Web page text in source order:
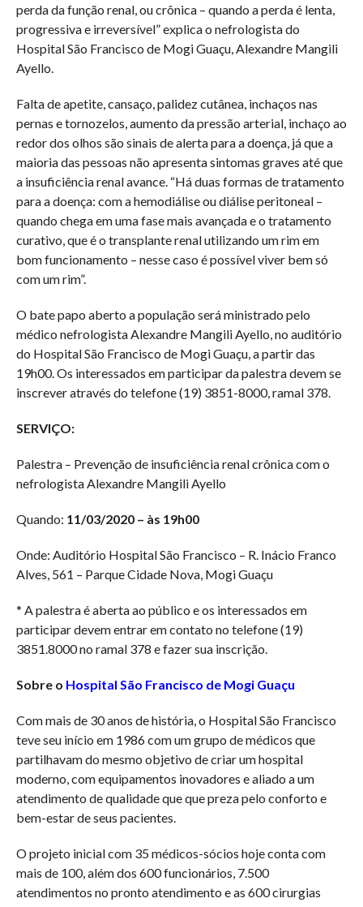
perda da função renal, ou crônica – quando a perda é lenta,
progressiva e irreversível” explica o nefrologista do
Hospital São Francisco de Mogi Guaçu, Alexandre Mangili
Ayello.
Falta de apetite, cansaço, palidez cutânea, inchaços nas
pernas e tornozelos, aumento da pressão arterial, inchaço ao
redor dos olhos são sinais de alerta para a doença, já que a
maioria das pessoas não apresenta sintomas graves até que
a insuficiência renal avance. “Há duas formas de tratamento
para a doença: com a hemodiálise ou diálise peritoneal –
quando chega em uma fase mais avançada e o tratamento
curativo, que é o transplante renal utilizando um rim em
bom funcionamento – nesse caso é possível viver bem só
com um rim”.
O bate papo aberto a população será ministrado pelo
médico nefrologista Alexandre Mangili Ayello, no auditório
do Hospital São Francisco de Mogi Guaçu, a partir das
19h00. Os interessados em participar da palestra devem se
inscrever através do telefone (19) 3851-8000, ramal 378.
SERVIÇO:
Palestra – Prevenção de insuficiência renal crônica com o
nefrologista Alexandre Mangili Ayello
Quando: 11/03/2020 – às 19h00
Onde: Auditório Hospital São Francisco – R. Inácio Franco
Alves, 561 – Parque Cidade Nova, Mogi Guaçu
* A palestra é aberta ao público e os interessados em
participar devem entrar em contato no telefone (19)
3851.8000 no ramal 378 e fazer sua inscrição.
Sobre o Hospital São Francisco de Mogi Guaçu
Com mais de 30 anos de história, o Hospital São Francisco
teve seu início em 1986 com um grupo de médicos que
partilhavam do mesmo objetivo de criar um hospital
moderno, com equipamentos inovadores e aliado a um
atendimento de qualidade que que preza pelo conforto e
bem-estar de seus pacientes.
O projeto inicial com 35 médicos-sócios hoje conta com
mais de 100, além dos 600 funcionários, 7.500
atendimentos no pronto atendimento e as 600 cirurgias